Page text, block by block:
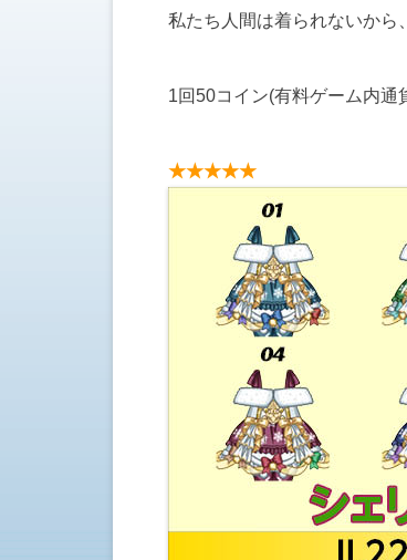
私たち人間は着られないから
1回50コイン(有料ゲーム内通
★★★★★